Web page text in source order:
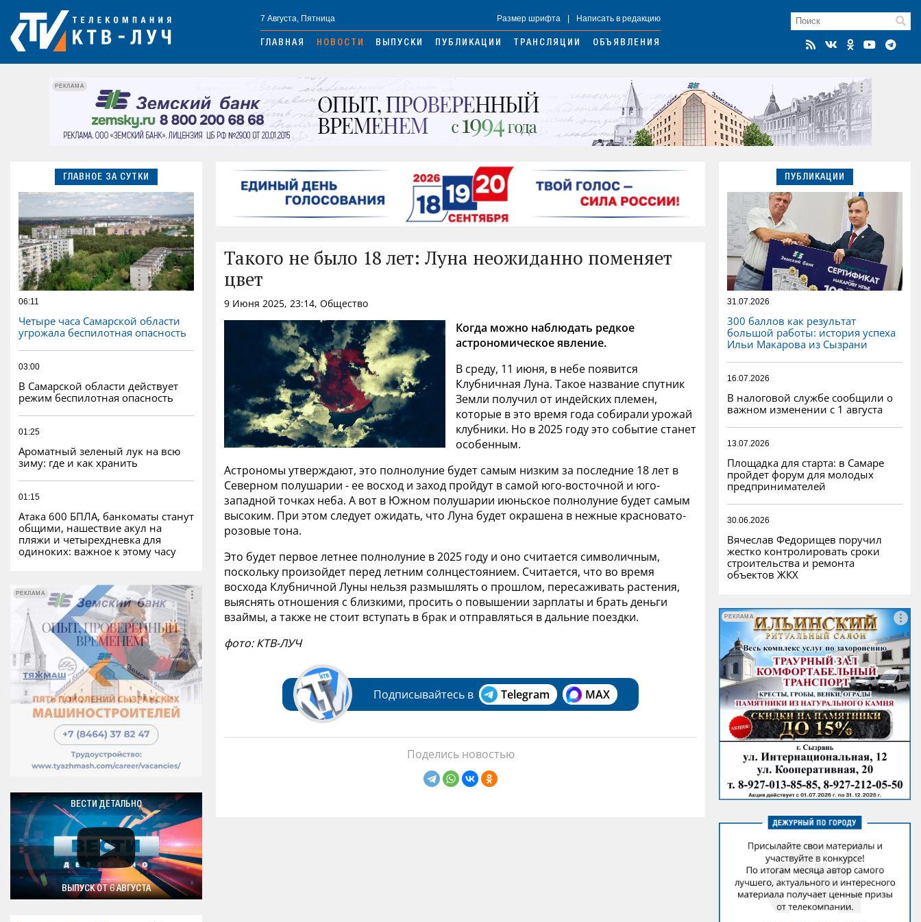
7 Августа, Пятница Размер шрифта Написать в редакцию
ГЛАВНАЯ НОВОСТИ ВЫПУСКИ ПУБЛИКАЦИИ ТРАНСЛЯЦИИ ОБЪЯВЛЕНИЯ
РЕКЛАМА
ГЛАВНОЕ ЗА СУТКИ
06:11
Четыре часа Самарской области
угрожала беспилотная опасность
03:00
В Самарской области действует
режим беспилотная опасность
01:25
Ароматный зеленый лук на всю
зиму: где и как хранить
01:15
Атака 600 БПЛА, банкоматы станут
общими, нашествие акул на
пляжи и четырехдневка для
одиноких: важное к этому часу
РЕКЛАМА
РЕКЛАМА
ВЕСТИ ДЕТАЛЬНО
ВЫПУСК ОТ 6 АВГУСТА
Такого не было 18 лет: Луна неожиданно поменяет
цвет
9 Июня 2025, 23:14, Общество
Когда можно наблюдать редкое
астрономическое явление.
В среду, 11 июня, в небе появится
Клубничная Луна. Такое название спутник
Земли получил от индейских племен,
которые в это время года собирали урожай
клубники. Но в 2025 году это событие станет
особенным.
Астрономы утверждают, это полнолуние будет самым низким за последние 18 лет в
Северном полушарии - ее восход и заход пройдут в самой юго-восточной и юго-
западной точках неба. А вот в Южном полушарии июньское полнолуние будет самым
высоким. При этом следует ожидать, что Луна будет окрашена в нежные красновато-
розовые тона.
Это будет первое летнее полнолуние в 2025 году и оно считается символичным,
поскольку произойдет перед летним солнцестоянием. Считается, что во время
восхода Клубничной Луны нельзя размышлять о прошлом, пересаживать растения,
выяснять отношения с близкими, просить о повышении зарплаты и брать деньги
взаймы, а также не стоит вступать в брак и отправляться в дальние поездки.
фото: КТВ-ЛУЧ
Подписывайтесь в Telegram MAX
Поделись новостью
ПУБЛИКАЦИИ
31.07.2026
300 баллов как результат
большой работы: история успеха
Ильи Макарова из Сызрани
16.07.2026
В налоговой службе сообщили о
важном изменении с 1 августа
13.07.2026
Площадка для старта: в Самаре
пройдет форум для молодых
предпринимателей
30.06.2026
Вячеслав Федорищев поручил
жестко контролировать сроки
строительства и ремонта
объектов ЖКХ
РЕКЛАМА